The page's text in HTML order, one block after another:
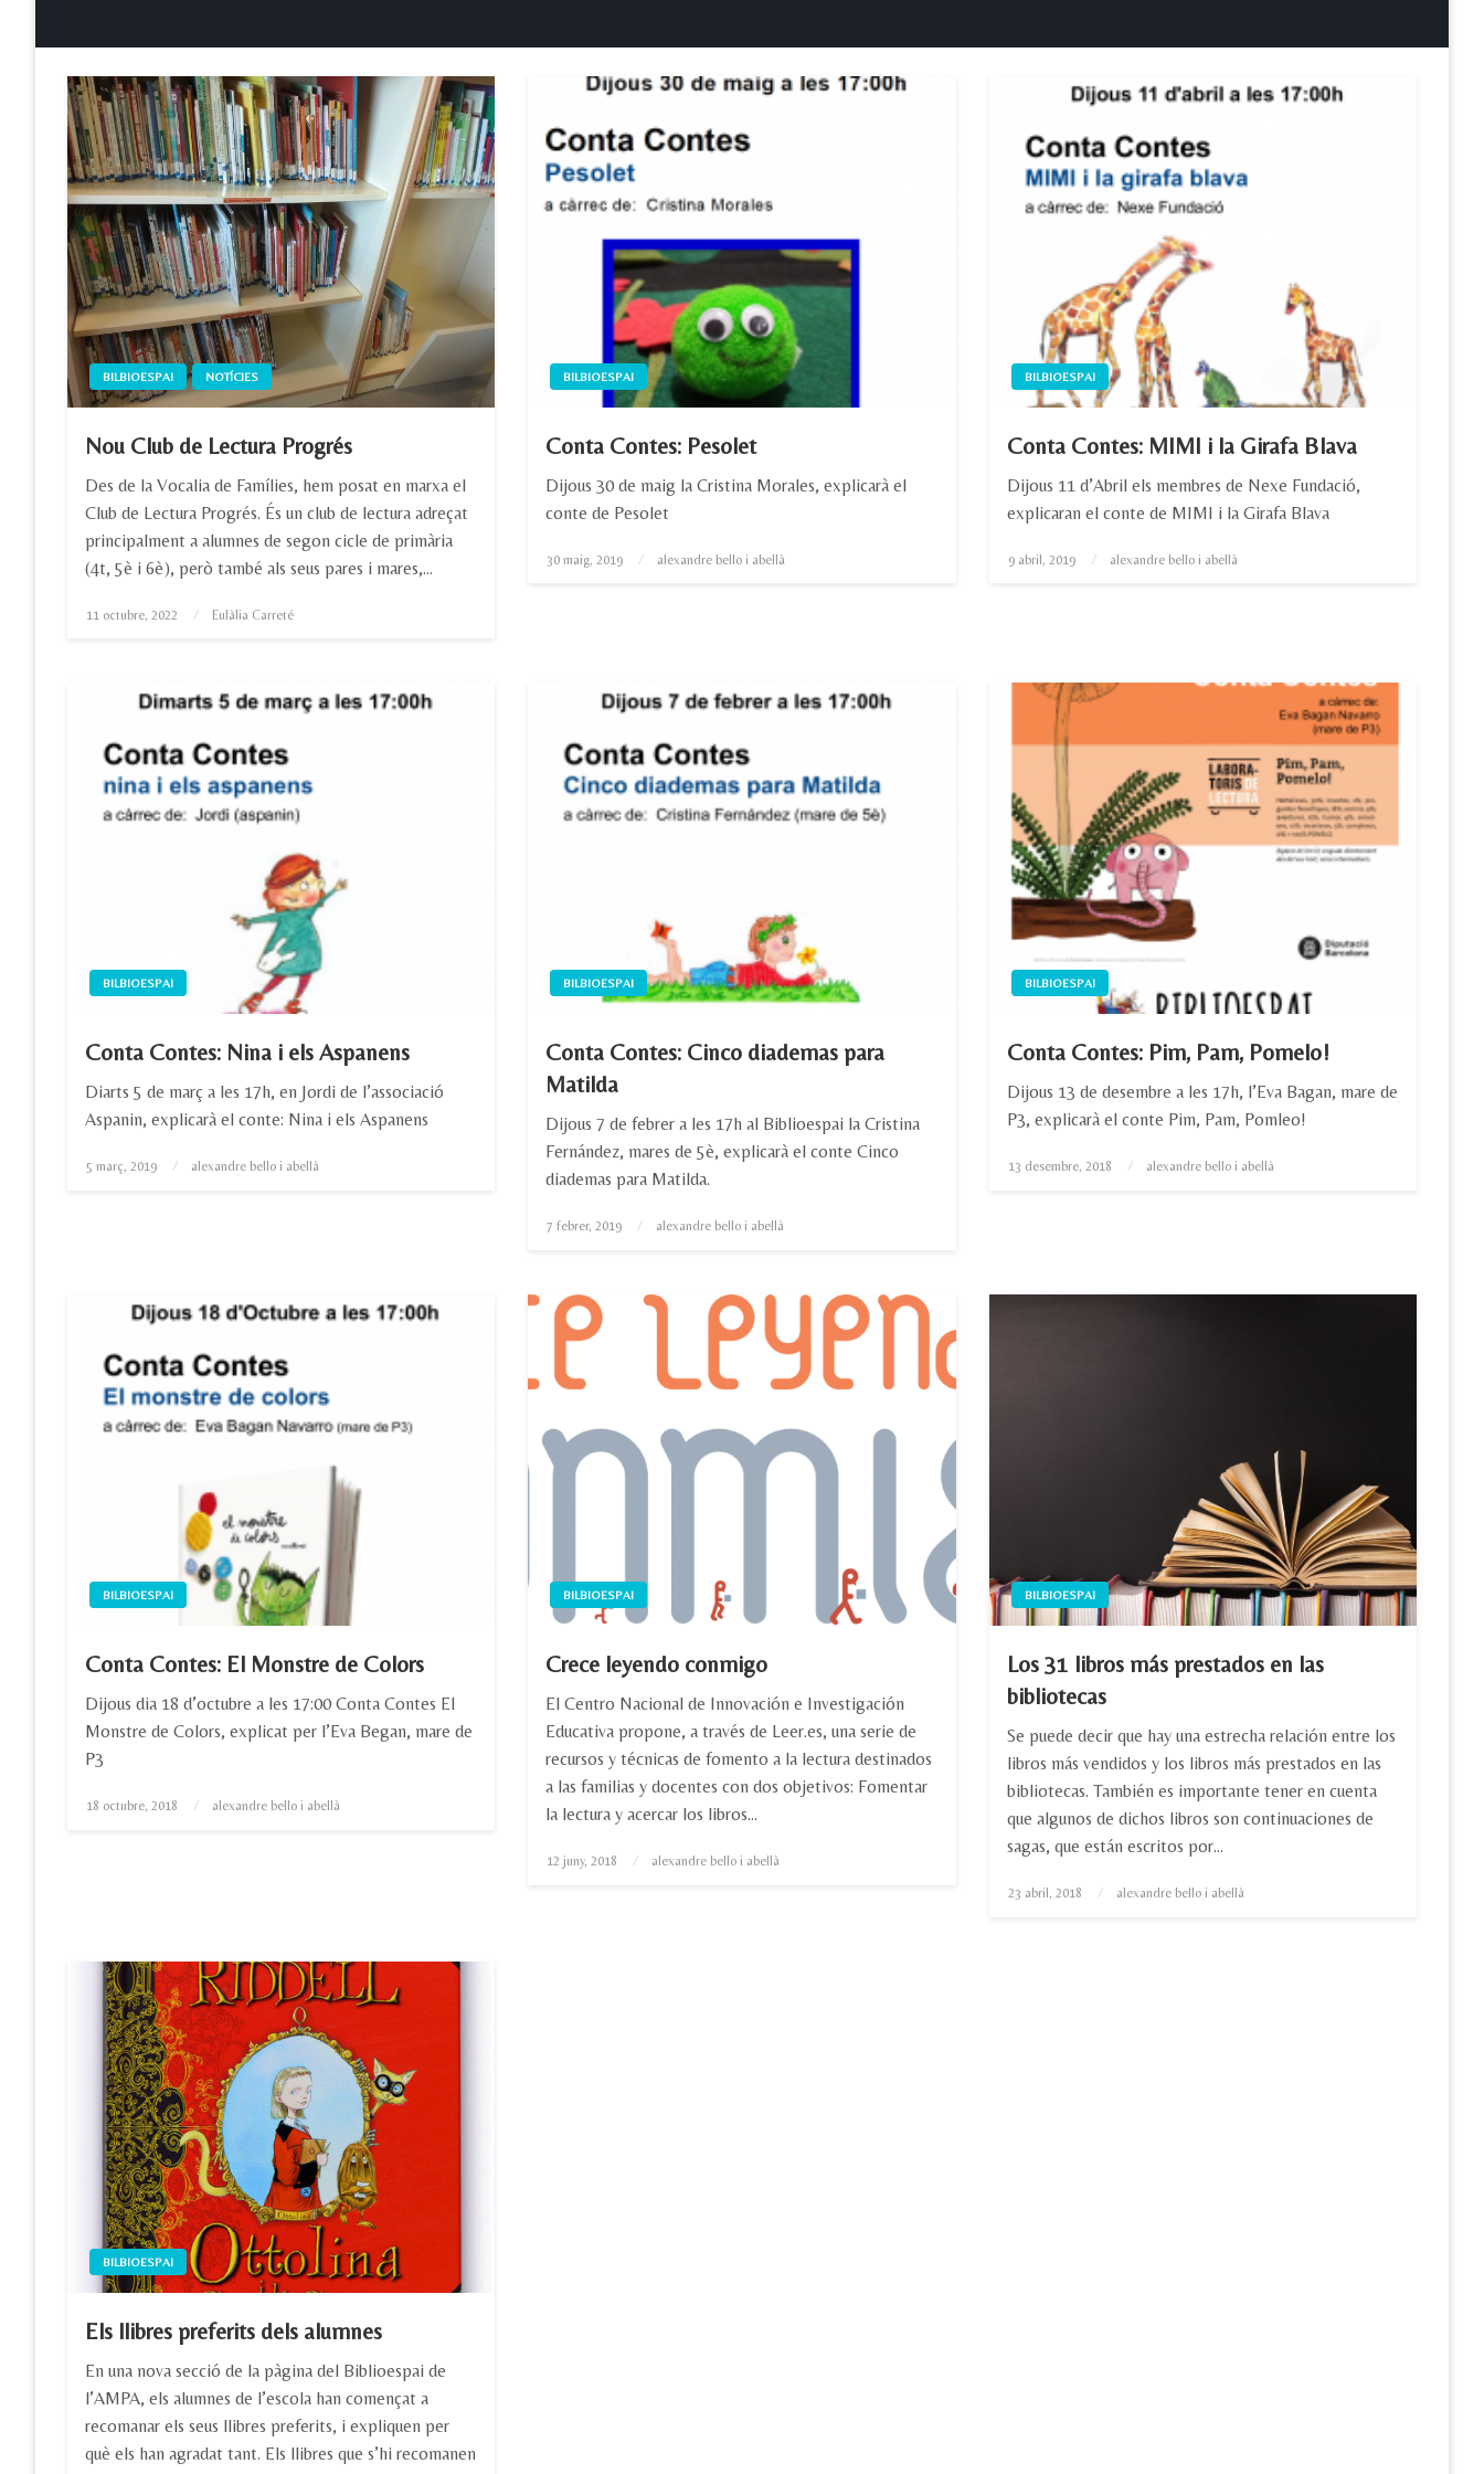
BILBIOESPAI NOTÍCIES
Nou Club de Lectura Progrés
Des de la Vocalia de Famílies, hem posat en marxa el
Club de Lectura Progrés. És un club de lectura adreçat
principalment a alumnes de segon cicle de primària
(4t, 5è i 6è), però també als seus pares i mares,…
Posted
11 octubre, 2022 Eulàlia Carreté
BILBIOESPAI
Conta Contes: Pesolet
Dijous 30 de maig la Cristina Morales, explicarà el
conte de Pesolet
Posted
30 maig, 2019 alexandre bello i abellà
BILBIOESPAI
Conta Contes: MIMI i la Girafa Blava
Dijous 11 d’Abril els membres de Nexe Fundació,
explicaran el conte de MIMI i la Girafa Blava
Posted
9 abril, 2019 alexandre bello i abellà
BILBIOESPAI
Conta Contes: Nina i els Aspanens
Diarts 5 de març a les 17h, en Jordi de l’associació
Aspanin, explicarà el conte: Nina i els Aspanens
Posted
5 març, 2019 alexandre bello i abellà
BILBIOESPAI
Conta Contes: Cinco diademas para
Matilda
Dijous 7 de febrer a les 17h al Biblioespai la Cristina
Fernández, mares de 5è, explicarà el conte Cinco
diademas para Matilda.
Posted
7 febrer, 2019 alexandre bello i abellà
BILBIOESPAI
Conta Contes: Pim, Pam, Pomelo!
Dijous 13 de desembre a les 17h, l’Eva Bagan, mare de
P3, explicarà el conte Pim, Pam, Pomleo!
Posted
13 desembre, 2018 alexandre bello i abellà
BILBIOESPAI
Conta Contes: El Monstre de Colors
Dijous dia 18 d’octubre a les 17:00 Conta Contes El
Monstre de Colors, explicat per l’Eva Began, mare de
P3
Posted
18 octubre, 2018 alexandre bello i abellà
BILBIOESPAI
Crece leyendo conmigo
El Centro Nacional de Innovación e Investigación
Educativa propone, a través de Leer.es, una serie de
recursos y técnicas de fomento a la lectura destinados
a las familias y docentes con dos objetivos: Fomentar
la lectura y acercar los libros…
Posted
on
12 juny, 2018 alexandre bello i abellà
BILBIOESPAI
Los 31 libros más prestados en las
bibliotecas
Se puede decir que hay una estrecha relación entre los
libros más vendidos y los libros más prestados en las
bibliotecas. También es importante tener en cuenta
que algunos de dichos libros son continuaciones de
sagas, que están escritos por…
Posted
23 abril, 2018 alexandre bello i abellà
BILBIOESPAI
Els llibres preferits dels alumnes
En una nova secció de la pàgina del Biblioespai de
l’AMPA, els alumnes de l’escola han començat a
recomanar els seus llibres preferits, i expliquen per
què els han agradat tant. Els llibres que s’hi recomanen